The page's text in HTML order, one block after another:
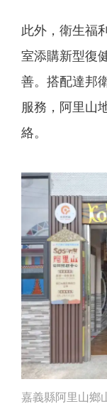
此外，衛生福
室添購新型復
善。搭配達邦
服務，阿里山
絡。
嘉義縣阿里山鄉